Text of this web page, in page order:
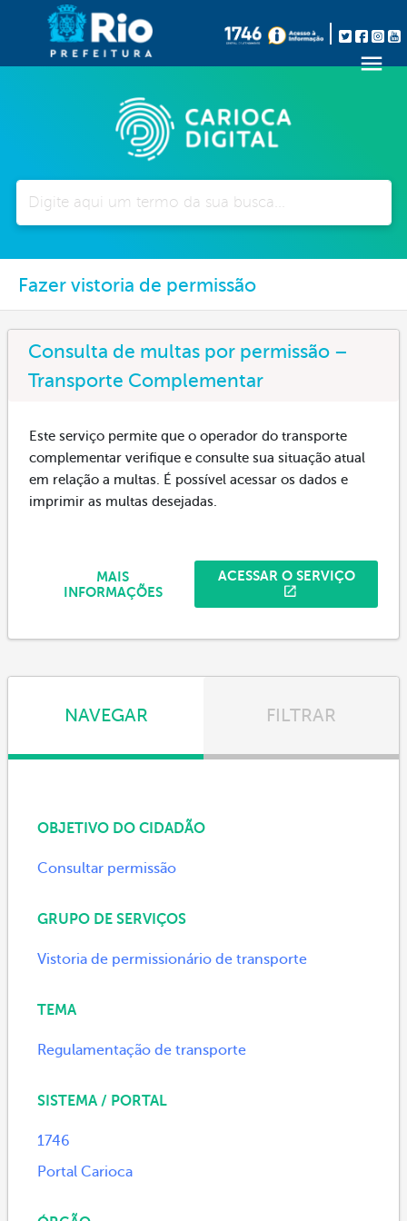
Fazer vistoria de permissão
Consulta de multas por permissão –
Transporte Complementar
Este serviço permite que o operador do transporte
complementar verifique e consulte sua situação atual
em relação a multas. É possível acessar os dados e
imprimir as multas desejadas.
ACESSAR O SERVIÇO
MAIS
INFORMAÇÕES
NAVEGAR FILTRAR
OBJETIVO DO CIDADÃO
Consultar permissão
GRUPO DE SERVIÇOS
Vistoria de permissionário de transporte
TEMA
Regulamentação de transporte
SISTEMA / PORTAL
1746
Portal Carioca